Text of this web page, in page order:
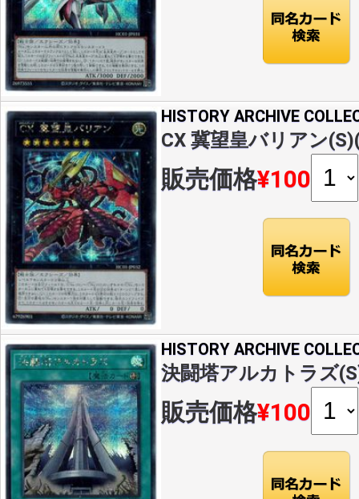
HISTORY ARCHIVE
CX 冀望皇バリアン
販売価格¥100
HISTORY ARCHIVE
決闘塔アルカトラズ
販売価格¥100